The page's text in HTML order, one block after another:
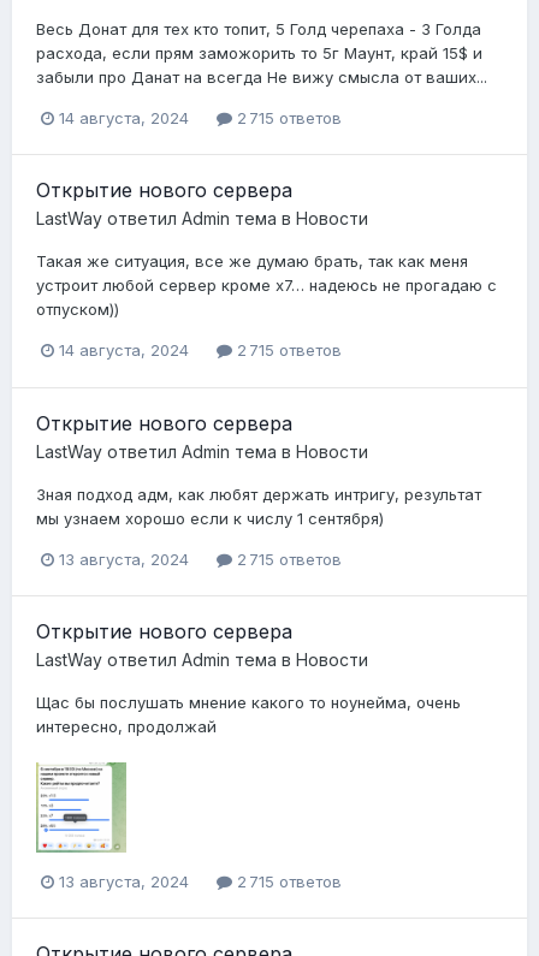
Весь Донат для тех кто топит, 5 Голд черепаха - 3 Голда
расхода, если прям заможорить то 5г Маунт, край 15$ и
забыли про Данат на всегда Не вижу смысла от ваших...
14 августа, 2024 2 715 ответов
Открытие нового сервера
LastWay ответил Admin тема в Новости
Такая же ситуация, все же думаю брать, так как меня
устроит любой сервер кроме х7… надеюсь не прогадаю с
отпуском))
14 августа, 2024 2 715 ответов
Открытие нового сервера
LastWay ответил Admin тема в Новости
Зная подход адм, как любят держать интригу, результат
мы узнаем хорошо если к числу 1 сентября)
13 августа, 2024 2 715 ответов
Открытие нового сервера
LastWay ответил Admin тема в Новости
Щас бы послушать мнение какого то ноунейма, очень
интересно, продолжай
13 августа, 2024 2 715 ответов